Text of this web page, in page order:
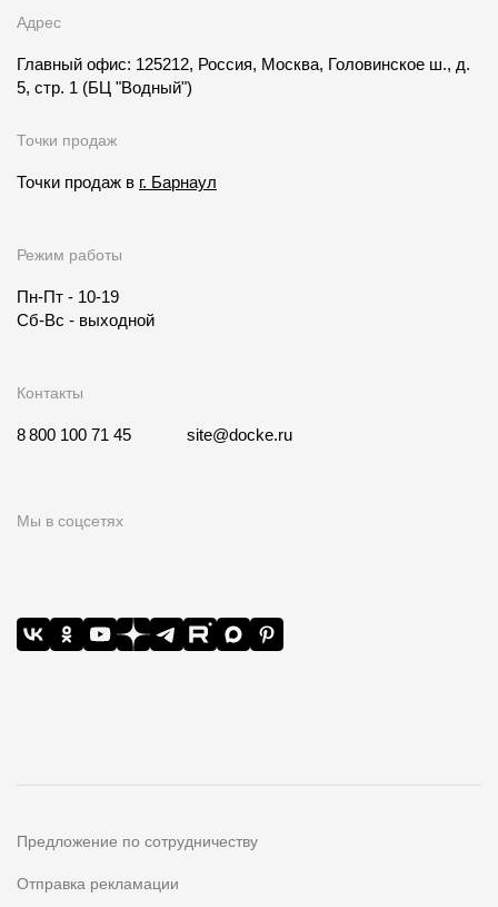
Адрес
Главный офис: 125212, Россия, Москва, Головинское ш., д.
5, стр. 1 (БЦ "Водный")
Точки продаж
Точки продаж в г. Барнаул
Режим работы
Пн-Пт - 10-19
Сб-Вс - выходной
Контакты
8 800 100 71 45 site@docke.ru
Мы в соцсетях
Предложение по сотрудничеству
Отправка рекламации